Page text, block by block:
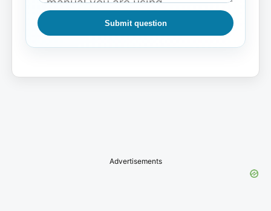
Submit question
Advertisements